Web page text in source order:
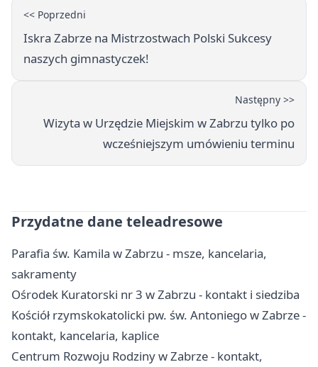
<< Poprzedni
Iskra Zabrze na Mistrzostwach Polski Sukcesy
naszych gimnastyczek!
Następny >>
Wizyta w Urzędzie Miejskim w Zabrzu tylko po
wcześniejszym umówieniu terminu
Przydatne dane teleadresowe
Parafia św. Kamila w Zabrzu - msze, kancelaria,
sakramenty
Ośrodek Kuratorski nr 3 w Zabrzu - kontakt i siedziba
Kościół rzymskokatolicki pw. św. Antoniego w Zabrze -
kontakt, kancelaria, kaplice
Centrum Rozwoju Rodziny w Zabrze - kontakt,